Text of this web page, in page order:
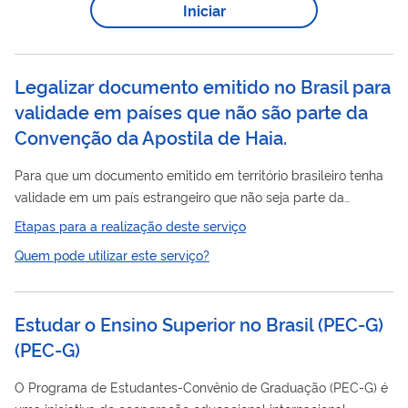
dando assessoria técnica às empresas que as receberão –
Aplicação e para pessoas surdas da...
Iniciar
Legalizar documento emitido no Brasil para
validade em países que não são parte da
Convenção da Apostila de Haia.
Para que um documento emitido em território brasileiro tenha
validade em um país estrangeiro que não seja parte da
Convenção da Apostila, ele precisa passar por procedimentos
específicos, conhecidos como legalização de documentos.
Esse procedimento envolve, principalmente, duas etapas
"consularização", feita junto à Repartição Consular do país ao
qual o documento...
Etapas para a realização deste serviço
Quem pode utilizar este serviço?
Estudar o Ensino Superior no Brasil (PEC-G)
(PEC-G)
O Programa de Estudantes-Convênio de Graduação (PEC-G) é